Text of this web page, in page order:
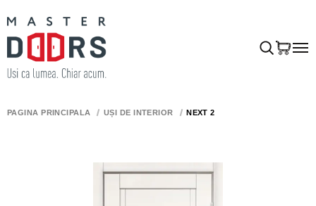
PAGINA PRINCIPALĂ UȘI DE INTERIOR NEXT 2